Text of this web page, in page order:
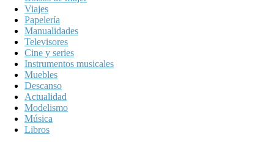
Viajes
Papelería
Manualidades
Televisores
Cine y series
Instrumentos musicales
Muebles
Descanso
Actualidad
Modelismo
Música
Libros